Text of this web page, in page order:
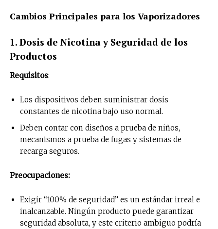
Cambios Principales para los Vaporizadores
1. Dosis de Nicotina y Seguridad de los
Productos
Requisitos:
Los dispositivos deben suministrar dosis
constantes de nicotina bajo uso normal.
Deben contar con diseños a prueba de niños,
mecanismos a prueba de fugas y sistemas de
recarga seguros.
Preocupaciones:
Exigir “100% de seguridad” es un estándar irreal e
inalcanzable. Ningún producto puede garantizar
seguridad absoluta, y este criterio ambiguo podría